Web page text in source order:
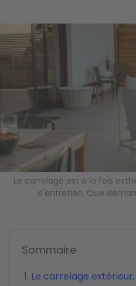
Image
Le carrelage est à la fois
d'entretien. Que
Sommaire
Le carrelage